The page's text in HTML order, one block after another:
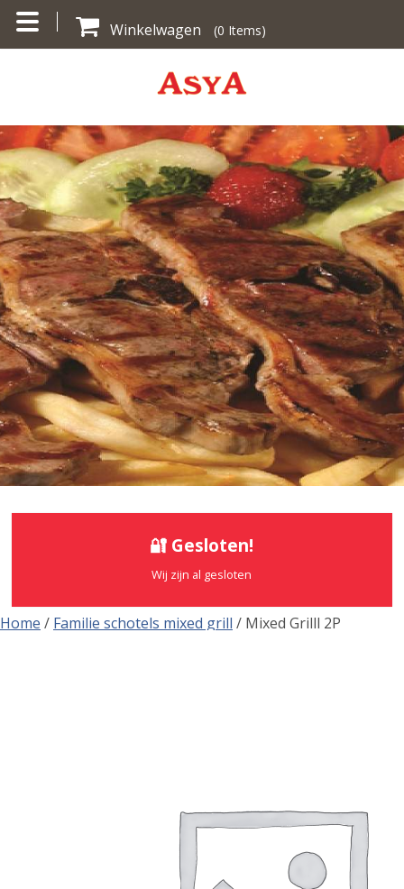
Winkelwagen (0 Items)
🔐 Gesloten!
Wij zijn al gesloten
Home / Familie schotels mixed grill / Mixed Grilll 2P